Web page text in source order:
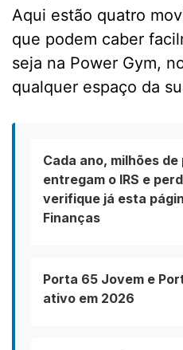
Aqui estão quatro
que podem caber
seja na Power Gym,
qualquer espaço da
Cada ano, milhões
entregam o IRS e
verifique já esta
Finanças
Porta 65 Jovem e
ativo em 2026